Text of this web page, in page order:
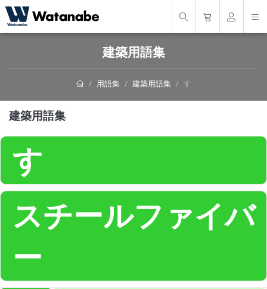
建築用語集
用語集 建築用語集 す
建築用語集
す
スチールファイバ
ー